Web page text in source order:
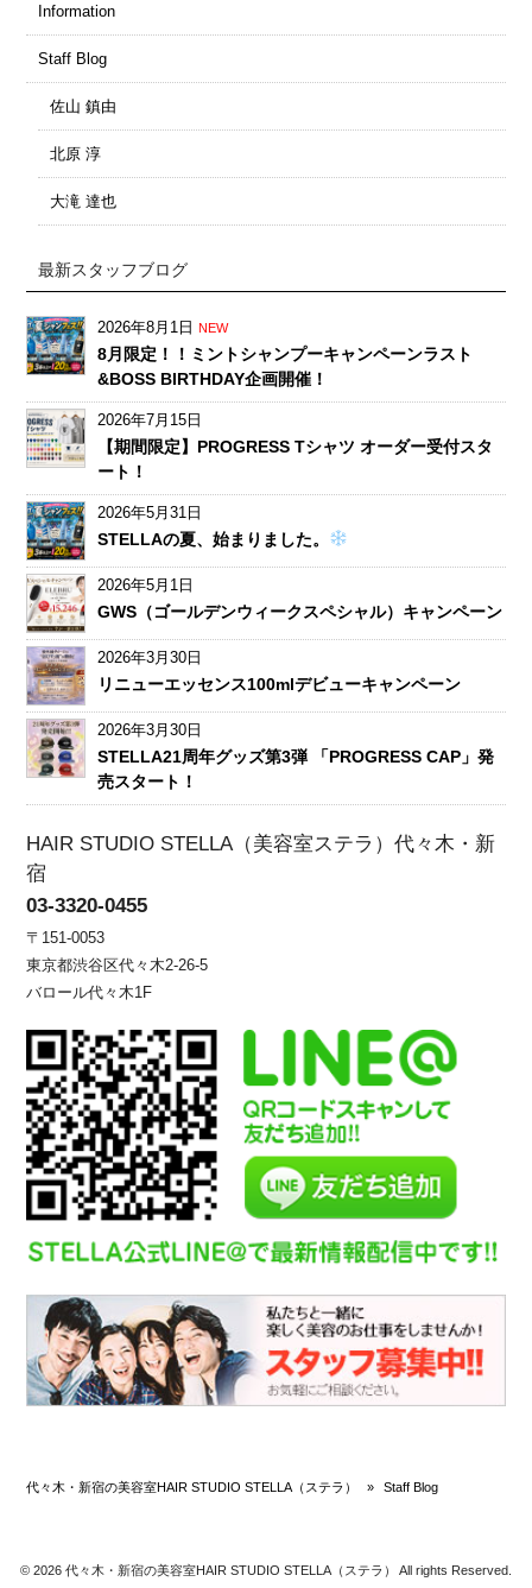
Information
Staff Blog
佐山 鎮由
北原 淳
大滝 達也
最新スタッフブログ
2026年8月1日 NEW
8月限定！！ミントシャンプーキャンペーンラスト
&BOSS BIRTHDAY企画開催！
2026年7月15日
【期間限定】PROGRESS Tシャツ オーダー受付スタ
ート！
2026年5月31日
STELLAの夏、始まりました。
2026年5月1日
GWS（ゴールデンウィークスペシャル）キャンペーン
2026年3月30日
リニューエッセンス100mlデビューキャンペーン
2026年3月30日
STELLA21周年グッズ第3弾 「PROGRESS CAP」発
売スタート！
HAIR STUDIO STELLA（美容室ステラ）代々木・新
宿
03-3320-0455
〒151-0053
東京都渋谷区代々木2-26-5
バロール代々木1F
代々木・新宿の美容室HAIR STUDIO STELLA（ステラ） » Staff Blog
© 2026 代々木・新宿の美容室HAIR STUDIO STELLA（ステラ） All rights Reserved.